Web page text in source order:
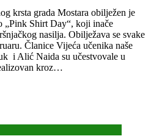
krsta grada Mostara obilježen je
„Pink Shirt Day“, koji inače
nasilja. Obilježava se svake
Članice Vijeća učenika naše
i Alić Naida su učestvovale u
kroz…